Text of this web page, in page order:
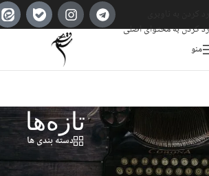
رد کردن به محتوای اصلی
منو
تازه‌ها
دسته بندی ها
خانه/Products tagged “تازه‌ها”